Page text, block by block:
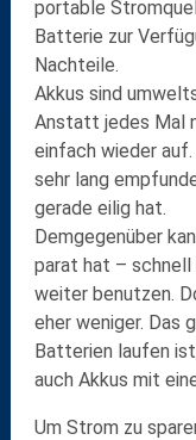
portable
Batterie zur
Nachteile.
Akkus sind
Anstatt jedes Mal
einfach wieder
sehr lang
gerade eilig hat.
Demgegenüber
parat hat – schnell
weiter benutzen.
eher weniger. Das
Batterien laufen
auch Akkus mit
Um Strom zu